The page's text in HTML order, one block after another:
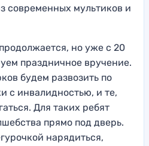
современных мультиков и
но уже с 20
праздничное вручение.
будем развозить по
с инвалидностью, и те,
Для таких ребят
прямо под дверь.
нарядиться,